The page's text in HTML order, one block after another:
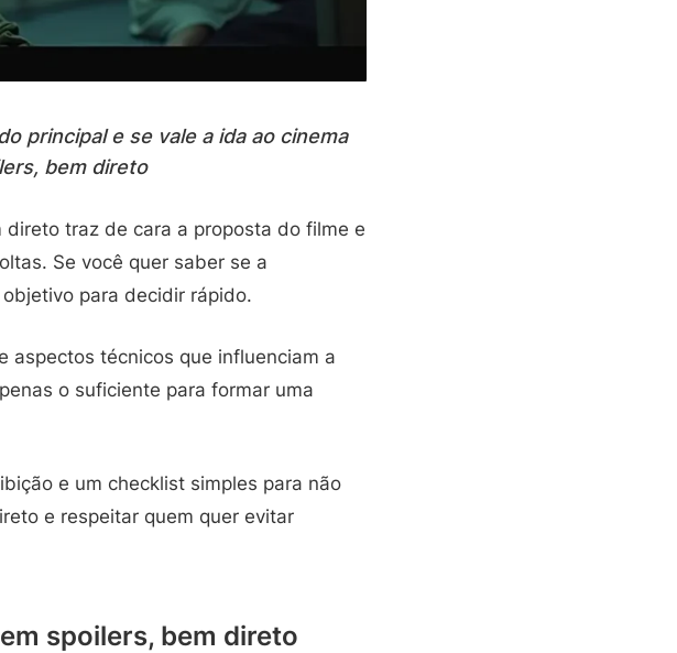
principal e se vale a ida ao cinema
bem direto
traz de cara a proposta do filme e
Se você quer saber se a
para decidir rápido.
aspectos técnicos que influenciam a
o suficiente para formar uma
e um checklist simples para não
e respeitar quem quer evitar
spoilers, bem direto